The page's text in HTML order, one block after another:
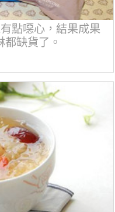
點噁心，結果成果
缺貨了。